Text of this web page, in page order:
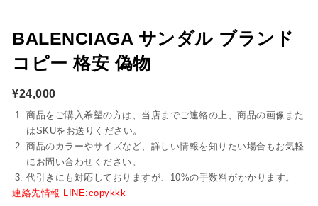
BALENCIAGA サンダル ブランド
コピー 格安 偽物
¥24,000
商品をご購入希望の方は、当店までご連絡の上、商品の画像また
はSKUをお送りください。
商品のカラーやサイズなど、詳しい情報を知りたい場合もお気軽
にお問い合わせください。
代引きにも対応しておりますが、10%の手数料がかかります。
連絡先情報 LINE:copykkk